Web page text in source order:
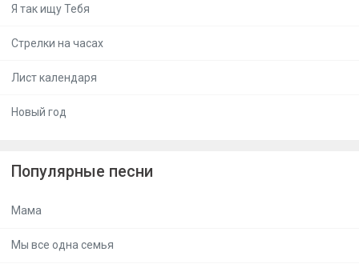
Я так ищу Тебя
Стрелки на часах
Лист календаря
Новый год
Популярные песни
Мама
Мы все одна семья